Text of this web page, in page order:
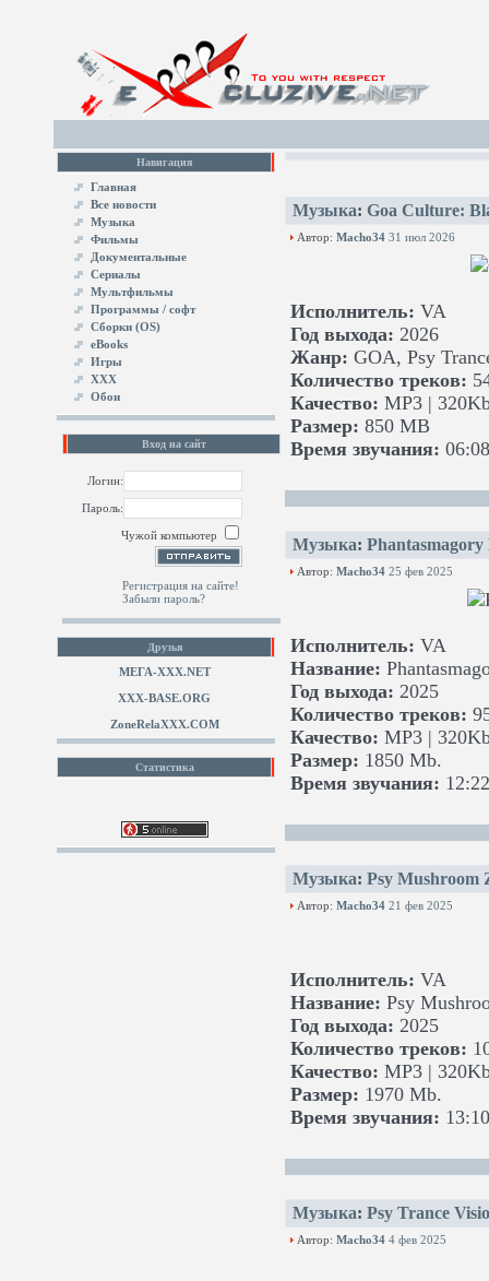
Навигация
Главная
Все новости
Музыка
Фильмы
Документальные
Сериалы
Мультфильмы
Программы / софт
Сборки (OS)
eBooks
Игры
XXX
Обои
Вход на сайт
Логин:
Пароль:
Чужой компьютер
Регистрация на сайте!
Забыли пароль?
Друзья
МЕГА-ХХХ.NET
XXX-BASE.ORG
ZoneRelaXXX.COM
Статистика
Музыка: Goa Culture:
Автор: Macho34 31 июл 2026
Исполнитель: VA
Год выхода: 2026
Жанр: GOA, Psy
Количество треков:
Качество: MP3 |
Размер: 850 MB
Время звучания:
Музыка: Phantasmagory
Автор: Macho34 25 фев 2025
Исполнитель: VA
Название:
Год выхода: 2025
Количество треков:
Качество: MP3 |
Размер: 1850 Mb.
Время звучания:
Музыка: Psy Mushroom
Автор: Macho34 21 фев 2025
Исполнитель: VA
Название: Psy
Год выхода: 2025
Количество треков:
Качество: MP3 |
Размер: 1970 Mb.
Время звучания:
Музыка: Psy Trance
Автор: Macho34 4 фев 2025